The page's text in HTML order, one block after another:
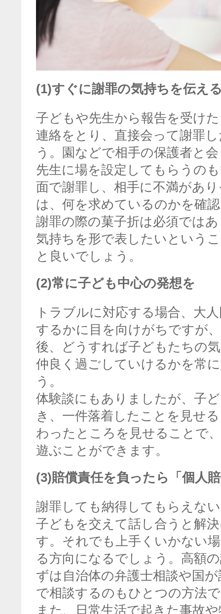
(1)すぐに謝罪の気持ちを伝え
子どもや先生から報告を受け
連絡をとり、直接会って謝罪
う。園などで相手の保護者と
先生に場を設定してもらうの
面で謝罪し、相手に不満があ
は、何を求めているのかを確
謝罪の際の菓子折は必須では
気持ちを形で表したいという
と良いでしょう。
(2)常に子ども中心の発想を
トラブルに対応する場合、大
するかに目を向けがちですが
後、どうすれば子どもたちの
仲良く過ごしていけるかを常
う。
体験談にもありましたが、子
き、一件落着したことを見せ
わったところを見せることで
遊ぶことができます。
(3)賠償責任を負ったら「個人
謝罪しても納得してもらえな
子どもを交えて話し合うと解
す。それでも上手くいかない
る方向になるでしょう。高額
ずは自治体の弁護士相談や国
で相談するのもひとつの方法
また、日常生活で起きた事故